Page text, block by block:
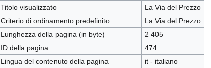
navigation
search
Titolo visualizzato
La Via del Prezzo
Criterio di ordinamento predefinito
La Via del Prezzo
Lunghezza della pagina (in byte)
2 405
ID della pagina
474
Lingua del contenuto della pagina
it - italiano